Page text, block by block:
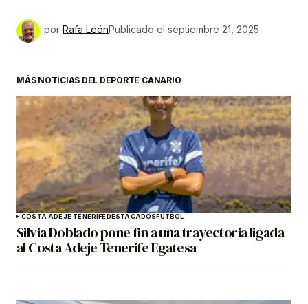
por Rafa LeónPublicado el septiembre 21, 2025
MÁS NOTICIAS DEL DEPORTE CANARIO
COSTA ADEJE TENERIFEDESTACADOSFÚTBOL
Silvia Doblado pone fin a una trayectoria ligada
al Costa Adeje Tenerife Egatesa